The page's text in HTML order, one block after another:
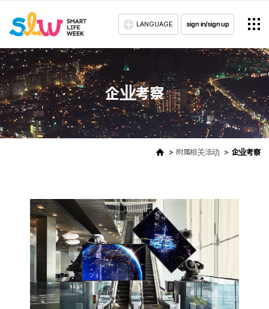
LANGUAGE sign in/sign up
企业考察
附属相关活动 企业考察